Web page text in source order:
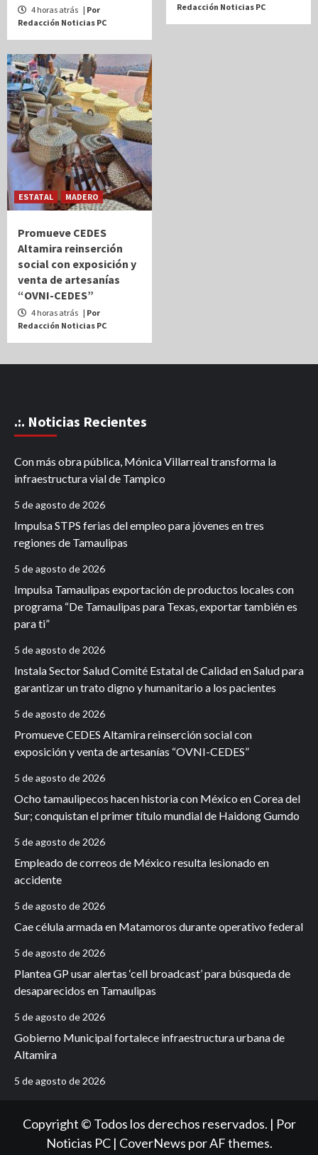
4 horas atrás | Por
Redacción Noticias PC
Redacción Noticias PC
ESTATAL MADERO
Promueve CEDES
Altamira reinserción
social con exposición y
venta de artesanías
“OVNI-CEDES”
4 horas atrás | Por
Redacción Noticias PC
.:. Noticias Recientes
Con más obra pública, Mónica Villarreal transforma la
infraestructura vial de Tampico
5 de agosto de 2026
Impulsa STPS ferias del empleo para jóvenes en tres
regiones de Tamaulipas
5 de agosto de 2026
Impulsa Tamaulipas exportación de productos locales con
programa “De Tamaulipas para Texas, exportar también es
para ti”
5 de agosto de 2026
Instala Sector Salud Comité Estatal de Calidad en Salud para
garantizar un trato digno y humanitario a los pacientes
5 de agosto de 2026
Promueve CEDES Altamira reinserción social con
exposición y venta de artesanías “OVNI-CEDES”
5 de agosto de 2026
Ocho tamaulipecos hacen historia con México en Corea del
Sur; conquistan el primer título mundial de Haidong Gumdo
5 de agosto de 2026
Empleado de correos de México resulta lesionado en
accidente
5 de agosto de 2026
Cae célula armada en Matamoros durante operativo federal
5 de agosto de 2026
Plantea GP usar alertas ‘cell broadcast’ para búsqueda de
desaparecidos en Tamaulipas
5 de agosto de 2026
Gobierno Municipal fortalece infraestructura urbana de
Altamira
5 de agosto de 2026
Copyright © Todos los derechos reservados. | Por
Noticias PC | CoverNews por AF themes.